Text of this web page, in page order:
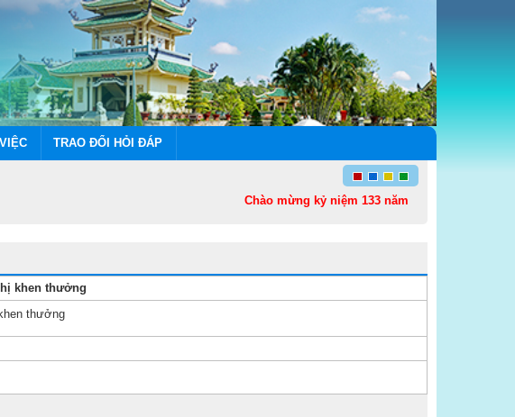
TRAO ĐỔI HỎI ĐÁP
Chào mừng kỷ niệm 133 năm Ngày sinh Chủ tịch
khen thưởng
thưởng